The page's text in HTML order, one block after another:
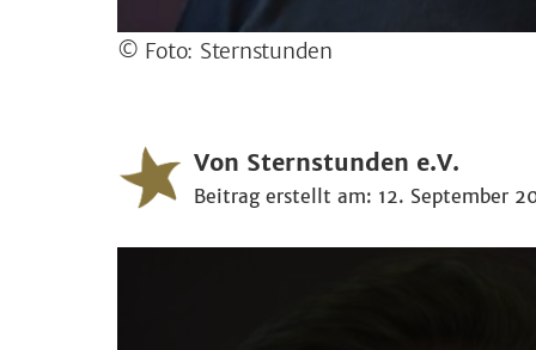
© Foto: Sternstunden
Von Sternstunden e.V.
Beitrag erstellt am: 12. September